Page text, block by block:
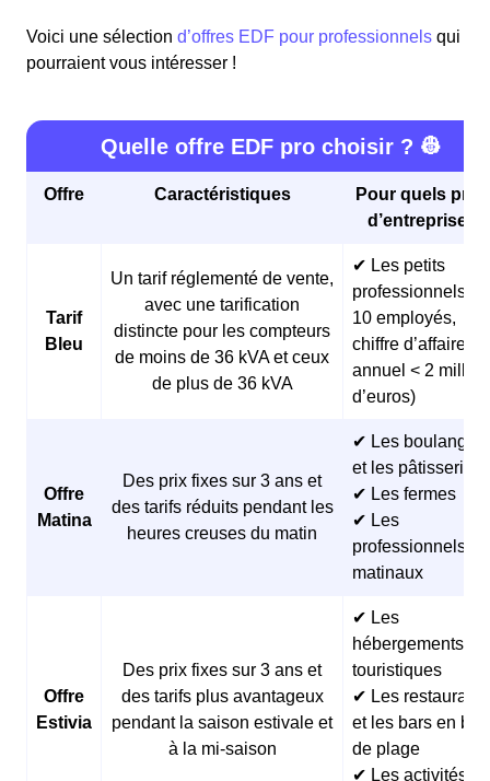
Voici une sélection d’offres EDF pour professionnels qui
pourraient vous intéresser !
Quelle offre EDF pro choisir ? 👷
Offre Caractéristiques
Pour quels
d’entreprises
Tarif
Bleu
Un tarif réglementé de vente,
avec une tarification
distincte pour les compteurs
de moins de 36 kVA et ceux
de plus de 36 kVA
✔ Les petits
professionnels (<
10 employés,
chiffre d’affaires
annuel < 2
d’euros)
Offre
Matina
Des prix fixes sur 3 ans et
des tarifs réduits pendant les
heures creuses du matin
✔ Les
et les pâtisseries
✔ Les fermes
✔ Les
professionnels
matinaux
Offre
Estivia
Des prix fixes sur 3 ans et
des tarifs plus avantageux
pendant la saison estivale et
à la mi-saison
✔ Les
hébergements
touristiques
✔ Les restaurants
et les bars en
de plage
✔ Les activités